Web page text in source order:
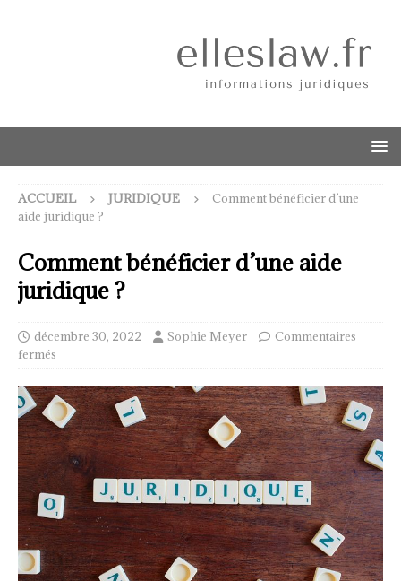
ACCUEIL JURIDIQUE
Comment bénéficier d’une
aide juridique ?
Comment bénéficier d’une aide
juridique ?
décembre 30, 2022 Sophie Meyer
Commentaires
fermés